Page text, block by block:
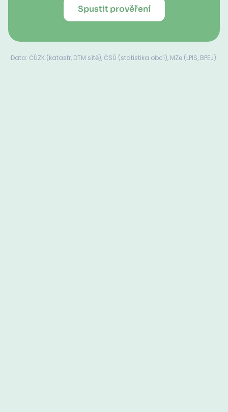
Spustit prověření
Data: ČÚZK (katastr, DTM sítě), ČSÚ (statistika obcí), MZe (LPIS, BPEJ).